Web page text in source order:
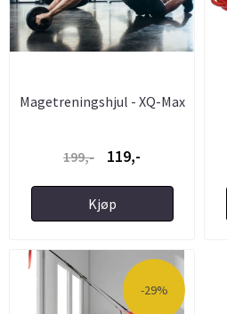
Magetreningshjul - XQ-Max
199,- 119,-
Kjøp
-29%